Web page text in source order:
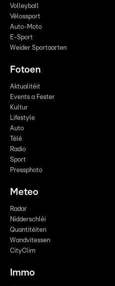
Volleyball
Vëlossport
Auto-Moto
E-Sport
Weider Sportaarten
Fotoen
Aktualitéit
Events a Fester
Kultur
Lifestyle
Auto
Télé
Radio
Sport
Pressphoto
Meteo
Radar
Nidderschléi
Quantitéiten
Wandvitessen
CityClim
Immo